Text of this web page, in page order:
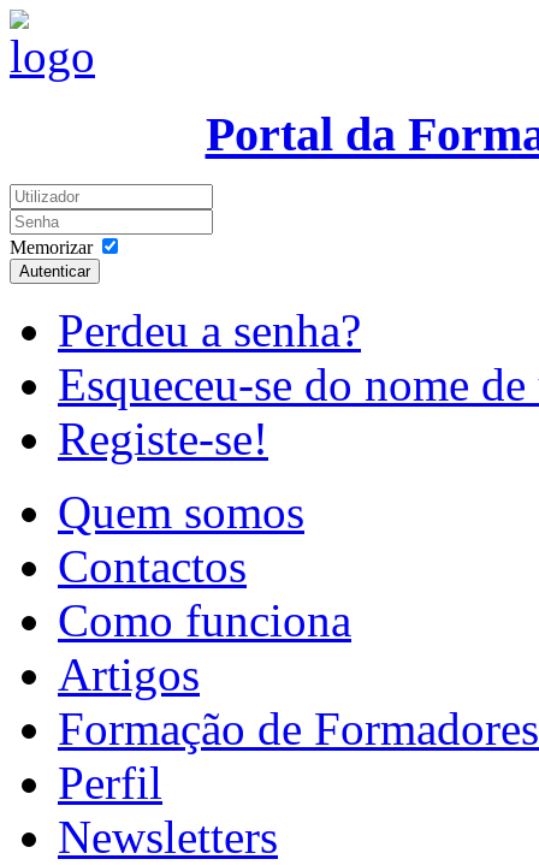
Portal da
Memorizar
Autenticar
Perdeu a senha?
Esqueceu-se do nome
Registe-se!
Quem somos
Contactos
Como funciona
Artigos
Formação de Formadores
Perfil
Newsletters